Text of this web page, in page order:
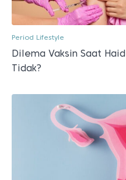
Period Lifestyle
Dilema Vaksin Saat
Tidak?